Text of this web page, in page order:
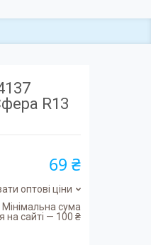
R13
69 ₴
оптові ціни
Мінімальна сума
на сайті — 100 ₴